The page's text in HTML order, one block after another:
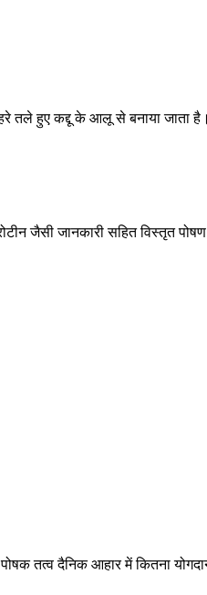
तले हुए कद्दू के आलू से बनाया
जैसी जानकारी सहित विस्तृत
तत्व दैनिक आहार में कितना